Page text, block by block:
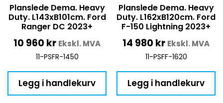
Planslede Dema. Heavy
Duty. L143xB101cm. Ford
Ranger DC 2023+
10 960 kr Ekskl. MVA
11-PSFR-1450
Legg i handlekurv
Planslede Dema. Heavy
Duty. L162xB120cm. Ford
F-150 Lightning 2023+
14 980 kr Ekskl. MVA
11-PSFF-1620
Legg i handlekurv